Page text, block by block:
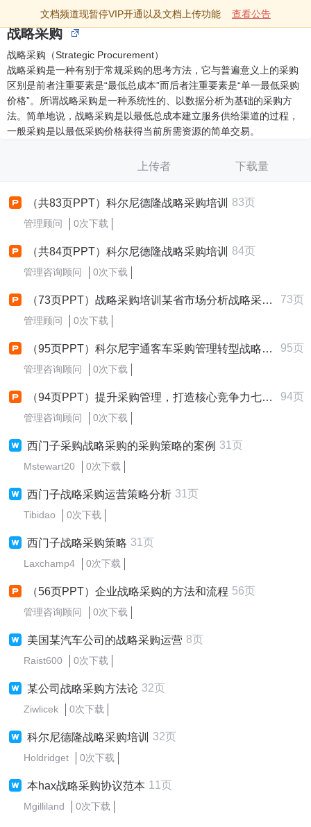
文档频道现暂停VIP开通以及文档上传功能 查看公告
战略采购
战略采购（Strategic Procurement）
战略采购是一种有别于常规采购的思考方法，它与普遍意义上的采购
区别是前者注重要素是“最低总成本”而后者注重要素是“单一最低采购
价格”。所谓战略采购是一种系统性的、以数据分析为基础的采购方
法。简单地说，战略采购是以最低总成本建立服务供给渠道的过程，
一般采购是以最低采购价格获得当前所需资源的简单交易。
上传者 下载量
（共83页PPT）科尔尼德隆战略采购培训 83页
管理顾问 0次下载
（共84页PPT）科尔尼德隆战略采购培训 84页
管理咨询顾问 0次下载
（73页PPT）战略采购培训某省市场分析战略采购棋盘 73页
管理顾问 0次下载
（95页PPT）科尔尼宇通客车采购管理转型战略采购基础及7步战略采购法p95 95页
管理咨询顾问 0次下载
（94页PPT）提升采购管理，打造核心竞争力七步战略采购法详解94 94页
管理咨询顾问 0次下载
西门子采购战略采购的采购策略的案例 31页
Mstewart20 0次下载
西门子战略采购运营策略分析 31页
Tibidao 0次下载
西门子战略采购策略 31页
Laxchamp4 0次下载
（56页PPT）企业战略采购的方法和流程 56页
管理咨询顾问 0次下载
美国某汽车公司的战略采购运营 8页
Raist600 0次下载
某公司战略采购方法论 32页
Ziwlicek 0次下载
科尔尼德隆战略采购培训 32页
Holdridget 0次下载
本hax战略采购协议范本 11页
Mgilliland 0次下载